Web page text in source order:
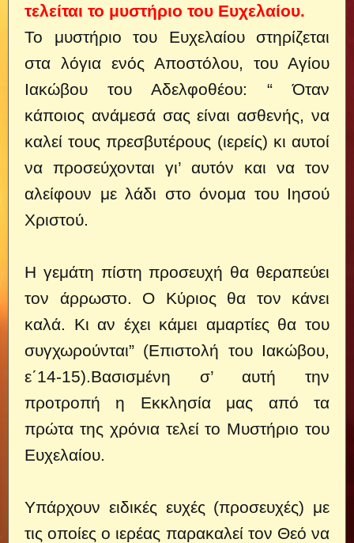
τελείται το μυστήριο του Ευχελαίου.
Το μυστήριο του Ευχελαίου στηρίζεται
στα λόγια ενός Αποστόλου, του Αγίου
Ιακώβου του Αδελφοθέου: “ Όταν
κάποιος ανάμεσά σας είναι ασθενής, να
καλεί τους πρεσβυτέρους (ιερείς) κι αυτοί
να προσεύχονται γι’ αυτόν και να τον
αλείφουν με λάδι στο όνομα του Ιησού
Χριστού.
Η γεμάτη πίστη προσευχή θα θεραπεύει
τον άρρωστο. Ο Κύριος θα τον κάνει
καλά. Κι αν έχει κάμει αμαρτίες θα του
συγχωρούνται” (Επιστολή του Ιακώβου,
ε΄14-15).Βασισμένη σ’ αυτή την
προτροπή η Εκκλησία μας από τα
πρώτα της χρόνια τελεί το Μυστήριο του
Ευχελαίου.
Υπάρχουν ειδικές ευχές (προσευχές) με
τις οποίες ο ιερέας παρακαλεί τον Θεό να